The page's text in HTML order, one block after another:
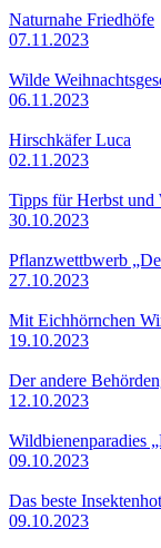
Naturnahe Friedhöfe
07.11.2023
Wilde
06.11.2023
Hirschkäfer Luca
02.11.2023
Tipps für Herbst und
30.10.2023
Pflanzwettbwerb
27.10.2023
Mit Eichhörnchen
19.10.2023
Der andere
12.10.2023
Wildbienenparadies
09.10.2023
Das beste
09.10.2023